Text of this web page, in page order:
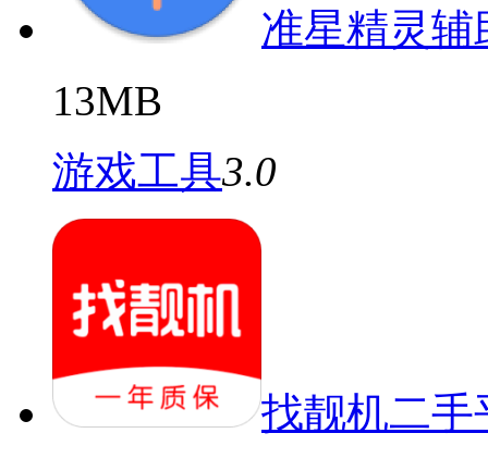
准星精灵辅
13MB
游戏工具3.0
找靓机二手